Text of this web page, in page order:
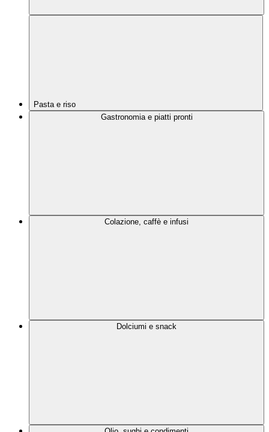
Pasta e riso
Gastronomia e piatti pronti
Colazione, caffè e infusi
Dolciumi e snack